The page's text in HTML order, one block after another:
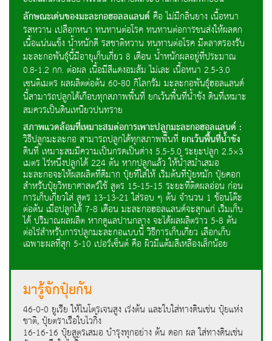
ลักษณะเด่นของมะละกอฮอลลแลนด์คือ ไม่มีกลิ่นยาง เนื้อหนา
รสหวาน เปลือกหนา ทนทานต่อโรค ทนทานต่อการขนส่งให้ผลดก
เนื้อแน่นแข็ง น้ำหนักดี รสชาติหวาน ทนทานต่อโรค มีตลาดรองรับ
มะละกอพันธุ์นี้มีอายุเก็บเกี่ยว 8 เดือน น้ำหนักผลอยู่ที่ประมาณ
0.8-1.2 กก. ต่อผล เนื้อมีสีแดงอมส้ม ไม่เละ เนื้อหนา 2.5-3.0
เซนติเมตร ผลผลิตต่อต้น 60-80 กิโลกรัม มะละกอพันธุ์ฮอลแลนด์
นี้สามารถปลูกได้เกือบทุกสภาพพื้นที่ ยกเว้นพื้นที่น้ำขัง ดินที่เหมาะ
สมควรเป็นดินเหนียวปนทราย
สภาพแวดล้อมที่เหมาะสมต่อการเพาะปลูกมะละกอฮอลแลนด์ :
วิธีปลูกมะละกอ สามารถปลูกได้ทุกสภาพพื้นที่ ยกเว้นพื้นที่น้ำขัง
ดินที่ เหมาะสมมีความเป็นกรดเป็นด่าง 5.5-5.0 ระยะปลูก 2.5×3
เมตร ไร่หนึ่งปลูกได้ 224 ต้น หากปลูกแล้ว ให้น้ำสม่ำเสมอ
มะละกอจะให้ผลผลิตที่ดีมาก ปุ๋ยที่ใส่ให้ เริ่มต้นที่ปุ๋ยหมัก ปุ๋ยคอก
สำหรับปุ๋ยวิทยาศาสตร์ใช้ สูตร 15-15-15 ระยะที่ติดผลอ่อน ก่อน
การเก็บเกี่ยวใส่ สูตร 13-13-21 ใส่รอบ ๆ ต้น จำนวน 1 ช้อนโต๊ะ
ต่อต้น เมื่อปลูกได้ 7-8 เดือน มะละกอฮอลแลนด์จะสุกแก่ เริ่มเก็บ
ได้ ปริมาณผลผลิต หากดูแลปานกลาง จะได้ผลผลิตราว 5-8 ตัน
ต่อไร่สำหรับการปลูกมะละกอแบบนี้ วิธีการเก็บเกี่ยว เลือกเก็บ
เฉพาะผลที่สุก 5-10 เปอร์เซ็นต์ คือ ผิวมีแต้มสีเหลืองเล็กน้อย
มารู้จักปุ๋ยกัน
46-0-0 ยูเรีย ให้ไนโตรเจนสูง เร่งต้น และใบใส่ทางดินเช่น ปุ๋ยแห่ง
ชาติ, ปุ๋ยตราเรือใบไวกิ้ง
16-16-16 ปุ๋ยสูตรเสมอ บำรุงทุกอย่าง ต้น ดอก ผล ใส่ทางดินเช่น